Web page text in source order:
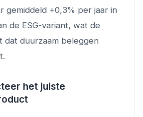
gemiddeld +0,3% per jaar in
de ESG-variant, wat de
dat duurzaam beleggen
het juiste